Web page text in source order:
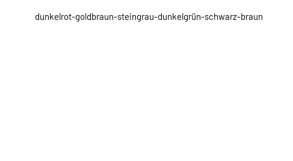
dunkelrot-goldbraun-steingrau-dunkelgrün-schwarz-braun